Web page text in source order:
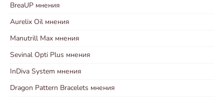
BreaUP мнения
Aurelix Oil мнения
Manutrill Max мнения
Sevinal Opti Plus мнения
InDiva System мнения
Dragon Pattern Bracelets мнения